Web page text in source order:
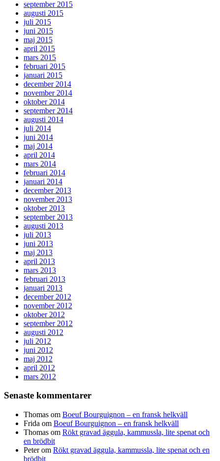
september 2015
augusti 2015
juli 2015
juni 2015
maj 2015
april 2015
mars 2015
februari 2015
januari 2015
december 2014
november 2014
oktober 2014
september 2014
augusti 2014
juli 2014
juni 2014
maj 2014
april 2014
mars 2014
februari 2014
januari 2014
december 2013
november 2013
oktober 2013
september 2013
augusti 2013
juli 2013
juni 2013
maj 2013
april 2013
mars 2013
februari 2013
januari 2013
december 2012
november 2012
oktober 2012
september 2012
augusti 2012
juli 2012
juni 2012
maj 2012
april 2012
mars 2012
Senaste kommentarer
Thomas om Boeuf Bourguignon – en fransk helkväll
Frida om Boeuf Bourguignon – en fransk helkväll
Thomas om Rökt gravad äggula, kammussla, lite spenat och
en brödbit
Peterom Rökt gravad äggula, kammussla, lite spenat och en
brödbit